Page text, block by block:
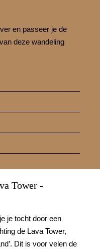
en passeer je de
deze wandeling
Tower -
je tocht door een
de Lava Tower,
Dit is voor velen de